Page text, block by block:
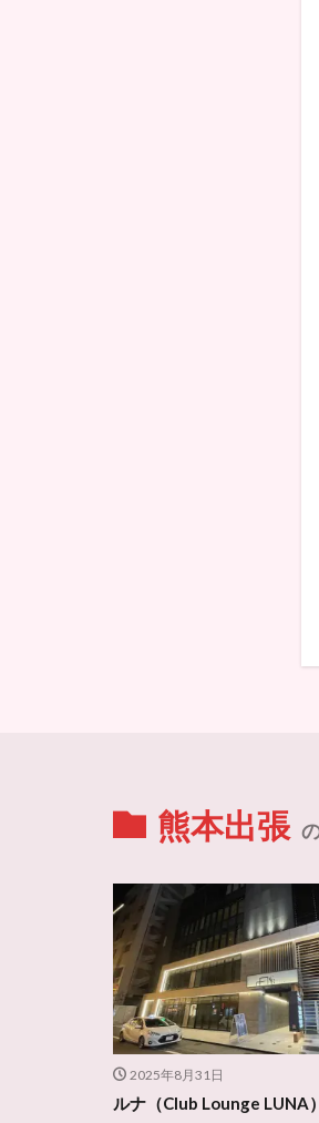
熊本出張
2025年8月31日
ルナ（Club Lounge LUNA）